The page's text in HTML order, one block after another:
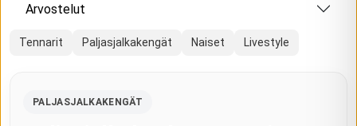
Arvostelut
Tennarit Paljasjalkakengät Naiset Livestyle
PALJASJALKAKENGÄT